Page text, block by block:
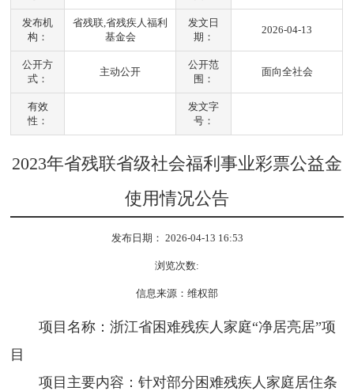
发布机
构：
省残联,省残疾人福利
基金会
发文日
期：
2026-04-13
公开方
式：
主动公开
公开范
围：
面向全社会
有效
性：
发文字
号：
2023年省残联省级社会福利事业彩票公益金
使用情况公告
发布日期： 2026-04-13 16:53
浏览次数:
信息来源：维权部
项目名称：浙江省困难残疾人家庭“净居亮居”项
目
项目主要内容：针对部分困难残疾人家庭居住条